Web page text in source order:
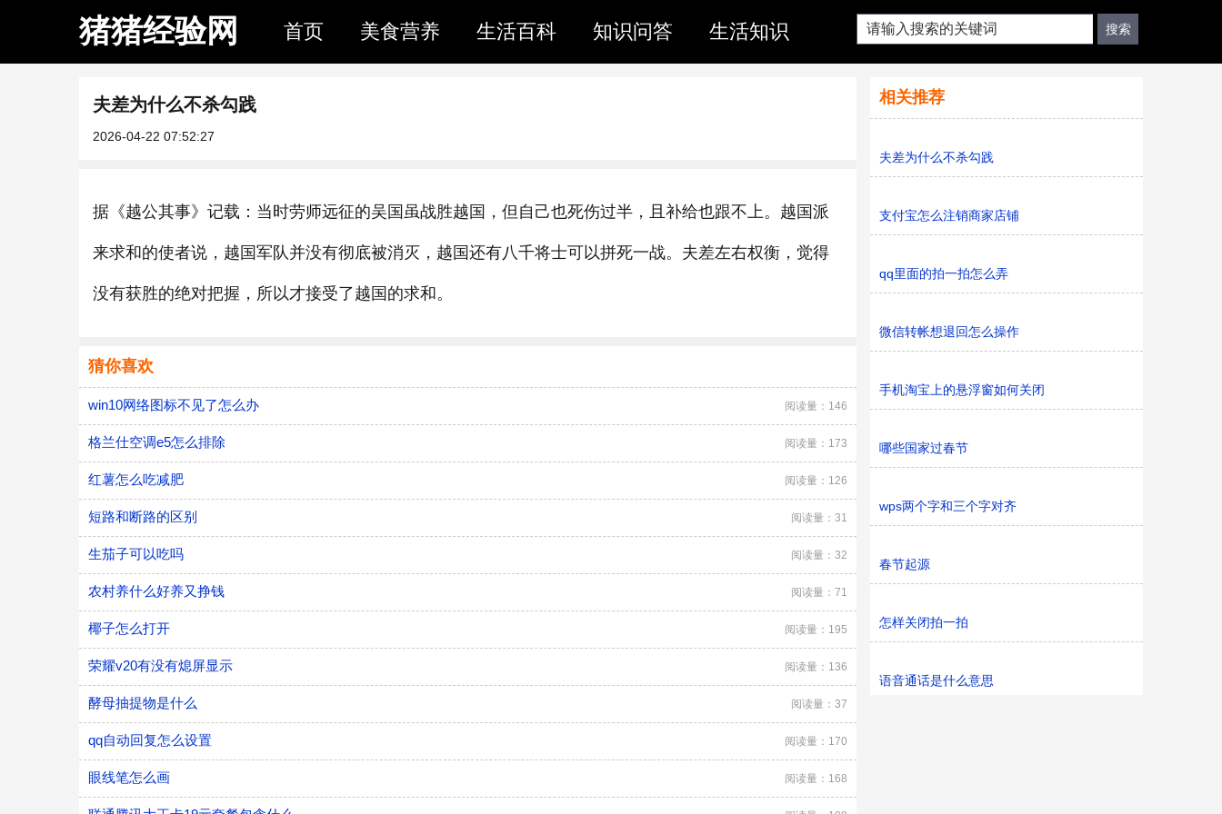
猪猪经验网 首页 美食营养 生活百科 知识问答 生活知识
夫差为什么不杀勾践
2026-04-22 07:52:27
据《越公其事》记载：当时劳师远征的吴国虽战胜越国，但自己也死伤过半，且补给也跟不上。越国派
来求和的使者说，越国军队并没有彻底被消灭，越国还有八千将士可以拼死一战。夫差左右权衡，觉得
没有获胜的绝对把握，所以才接受了越国的求和。
猜你喜欢
win10网络图标不见了怎么办 阅读量：146
格兰仕空调e5怎么排除 阅读量：173
红薯怎么吃减肥 阅读量：126
短路和断路的区别 阅读量：31
生茄子可以吃吗 阅读量：32
农村养什么好养又挣钱 阅读量：71
椰子怎么打开 阅读量：195
荣耀v20有没有熄屏显示 阅读量：136
酵母抽提物是什么 阅读量：37
qq自动回复怎么设置 阅读量：170
眼线笔怎么画 阅读量：168
相关推荐
夫差为什么不杀勾践
支付宝怎么注销商家店铺
qq里面的拍一拍怎么弄
微信转帐想退回怎么操作
手机淘宝上的悬浮窗如何关闭
哪些国家过春节
wps两个字和三个字对齐
春节起源
怎样关闭拍一拍
语音通话是什么意思